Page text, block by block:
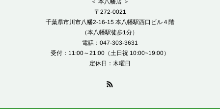
＜ 本八幡店 ＞
〒272-0021
千葉県市川市八幡2-16-15 本八幡駅西口ビル４階
（本八幡駅徒歩1分）
電話：047-303-3631
受付：11:00～21:00（土日祝 10:00~19:00）
定休日：木曜日